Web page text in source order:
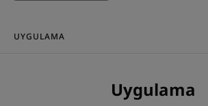
Kinin saç dökülmesini azaltırken,
değildir. Güçlendirme etkisi anında
sonra saç dökülmesine karşı
UYGULAMA
Uygulama